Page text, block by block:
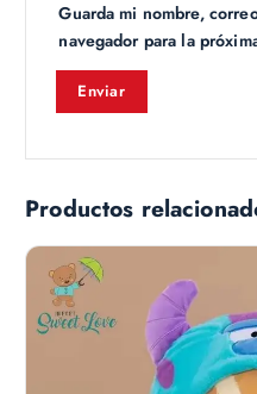
Guarda mi nombre,
navegador para la
Productos